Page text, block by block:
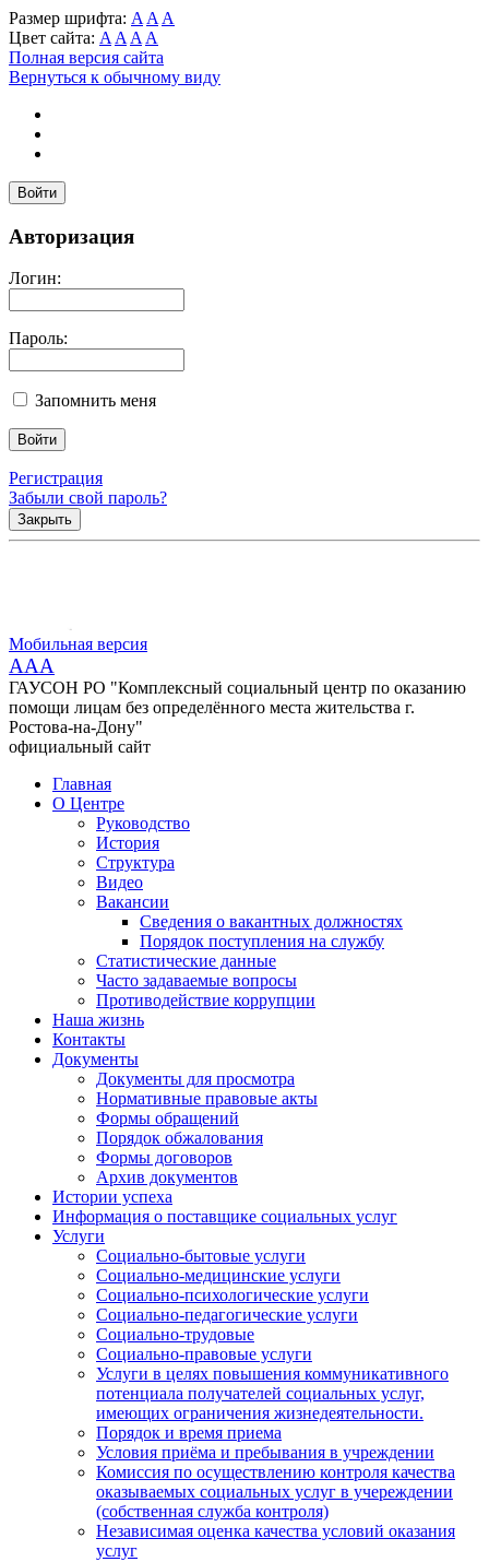
Размер шрифта: A A A
Цвет сайта: A A A A
Полная версия сайта
Вернуться к обычному виду
Войти
Авторизация
Логин:
Пароль:
Запомнить меня
Регистрация
Забыли свой пароль?
Закрыть
Мобильная версия
AAA
ГАУСОН РО "Комплексный социальный центр по оказанию
помощи лицам без определённого места жительства г.
Ростова-на-Дону"
официальный сайт
Главная
О Центре
Руководство
История
Структура
Видео
Вакансии
Сведения о вакантных должностях
Порядок поступления на службу
Статистические данные
Часто задаваемые вопросы
Противодействие коррупции
Наша жизнь
Контакты
Документы
Документы для просмотра
Нормативные правовые акты
Формы обращений
Порядок обжалования
Формы договоров
Архив документов
Истории успеха
Информация о поставщике социальных услуг
Услуги
Социально-бытовые услуги
Социально-медицинские услуги
Социально-психологические услуги
Социально-педагогические услуги
Социально-трудовые
Социально-правовые услуги
Услуги в целях повышения коммуникативного
потенциала получателей социальных услуг,
имеющих ограничения жизнедеятельности.
Порядок и время приема
Условия приёма и пребывания в учреждении
Комиссия по осуществлению контроля качества
оказываемых социальных услуг в учереждении
(собственная служба контроля)
Независимая оценка качества условий оказания
услуг